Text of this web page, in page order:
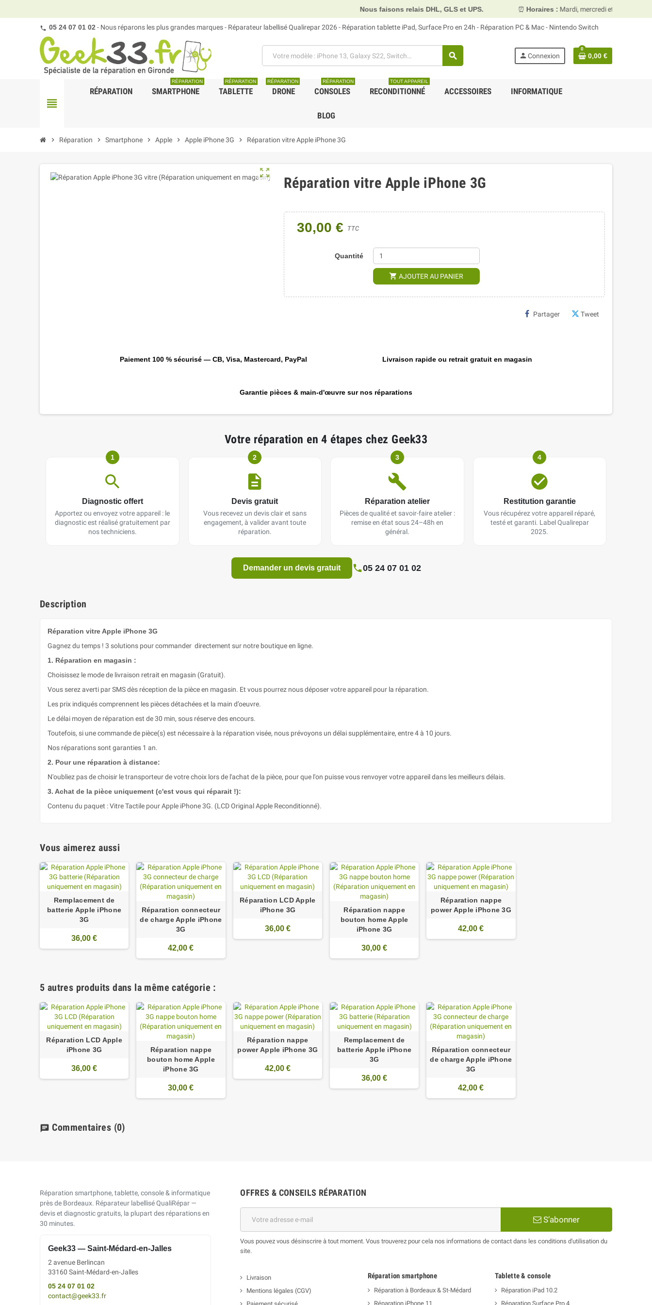
Nous faisons relais DHL, GLS et UPS. ⏰Horaires : Mardi, mercredi et vendredi 10h00–13h30 &
05 24 07 01 02- Nous réparons les plus grandes marques - Réparateur labellisé Qualirepar 2026 - Réparation tablette iPad, Surface Pro en 24h - Réparation PC & Mac - Nintendo Switch
search person Connexion
0
0,00 €
view_headline
RÉPARATION SMARTPHONE
RÉPARATION
TABLETTE
RÉPARATION
DRONE
RÉPARATION
CONSOLES
RÉPARATION
RECONDITIONNÉ
TOUT APPAREIL
ACCESSOIRES INFORMATIQUE
BLOG
chevron_right Réparation chevron_right Smartphone chevron_right Apple chevron_right Apple iPhone 3G chevron_right Réparation vitre Apple iPhone 3G
zoom_out_map
Réparation vitre Apple iPhone 3G
30,00 € TTC
Quantité
shopping_cart AJOUTER AU PANIER
Partager Tweet
Paiement 100 % sécurisé — CB, Visa, Mastercard, PayPal Livraison rapide ou retrait gratuit en magasin
Garantie pièces & main-d'œuvre sur nos réparations
Votre réparation en 4 étapes chez Geek33
1
Diagnostic offert
Apportez ou envoyez votre appareil : le
diagnostic est réalisé gratuitement par
nos techniciens.
2
Devis gratuit
Vous recevez un devis clair et sans
engagement, à valider avant toute
réparation.
3
Réparation atelier
Pièces de qualité et savoir-faire atelier :
remise en état sous 24–48h en
général.
4
Restitution garantie
Vous récupérez votre appareil réparé,
testé et garanti. Label Qualirepar
2025.
Demander un devis gratuit 05 24 07 01 02
Description
Réparation vitre Apple iPhone 3G
Gagnez du temps ! 3 solutions pour commander directement sur notre boutique en ligne.
1. Réparation en magasin :
Choisissez le mode de livraison retrait en magasin (Gratuit).
Vous serez averti par SMS dès réception de la pièce en magasin. Et vous pourrez nous déposer votre appareil pour la réparation.
Les prix indiqués comprennent les pièces détachées et la main d’oeuvre.
Le délai moyen de réparation est de 30 min, sous réserve des encours.
Toutefois, si une commande de pièce(s) est nécessaire à la réparation visée, nous prévoyons un délai supplémentaire, entre 4 à 10 jours.
Nos réparations sont garanties 1 an.
2. Pour une réparation à distance:
N'oubliez pas de choisir le transporteur de votre choix lors de l'achat de la pièce, pour que l'on puisse vous renvoyer votre appareil dans les meilleurs délais.
3. Achat de la pièce uniquement (c'est vous qui réparait !):
Contenu du paquet : Vitre Tactile pour Apple iPhone 3G. (LCD Original Apple Reconditionné).
Vous aimerez aussi
Remplacement de
batterie Apple iPhone
3G
36,00 €
Réparation connecteur
de charge Apple iPhone
3G
42,00 €
Réparation LCD Apple
iPhone 3G
36,00 €
Réparation nappe
bouton home Apple
iPhone 3G
30,00 €
Réparation nappe
power Apple iPhone 3G
42,00 €
5 autres produits dans la même catégorie :
Réparation LCD Apple
iPhone 3G
36,00 €
Réparation nappe
bouton home Apple
iPhone 3G
30,00 €
Réparation nappe
power Apple iPhone 3G
42,00 €
Remplacement de
batterie Apple iPhone
3G
36,00 €
Réparation connecteur
de charge Apple iPhone
3G
42,00 €
chat Commentaires (0)
Réparation smartphone, tablette, console & informatique
près de Bordeaux. Réparateur labellisé QualiRépar —
devis et diagnostic gratuits, la plupart des réparations en
30 minutes.
Geek33 — Saint-Médard-en-Jalles
2 avenue Berlincan
33160 Saint-Médard-en-Jalles
05 24 07 01 02
contact@geek33.fr
OFFRES & CONSEILS RÉPARATION
S’abonner
Vous pouvez vous désinscrire à tout moment. Vous trouverez pour cela nos informations de contact dans les conditions d'utilisation du
site.
Livraison
Mentions légales (CGV)
Réparation smartphone
Réparation à Bordeaux & St-Médard
Réparation iPhone 11
Tablette & console
Réparation iPad 10.2
Réparation Surface Pro 4